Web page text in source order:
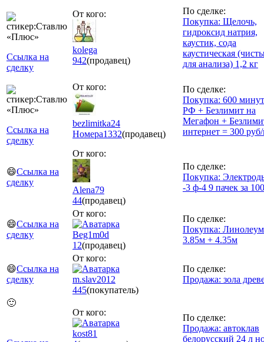
Ссылка на
сделку
От кого:
kolega
942(продавец)
По сделке:
Покупка: Щелочь,
гидроксид натрия,
каустик, сода
каустическая
для анализа) 1,2 кг
Ссылка на
сделку
От кого:
bezlimitka24
Номера1332(продавец)
По сделке:
Покупка: 600
РФ + Безлимит на
Мегафон +
интернет = 300
😄Ссылка на
сделку
От кого:
Alena79
44(продавец)
По сделке:
Покупка:
-3 ф-4 9 пачек за
😄Ссылка на
сделку
От кого:
Beg1m0d
12(продавец)
По сделке:
Покупка: Линолеум
3.85м + 4.35м
😄Ссылка на
сделку
От кого:
m.slav2012
445(покупатель)
По сделке:
Продажа: зола
🙂
От кого:
kost81
По сделке:
Продажа: автоклав
белорусский 24 л